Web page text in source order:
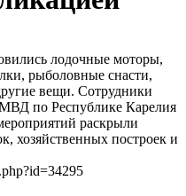
лодочные моторы,
рыболовные снасти,
вещи. Сотрудники
по Республике Карелия
раскрыли
хозяйственных построек и